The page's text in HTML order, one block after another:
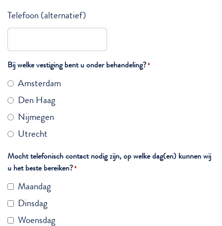
Telefoon (alternatief)
Bij welke vestiging bent u onder behandeling?*
Amsterdam
Den Haag
Nijmegen
Utrecht
Mocht telefonisch contact nodig zijn, op welke dag(en) kunnen wij
u het beste bereiken?*
Maandag
Dinsdag
Woensdag